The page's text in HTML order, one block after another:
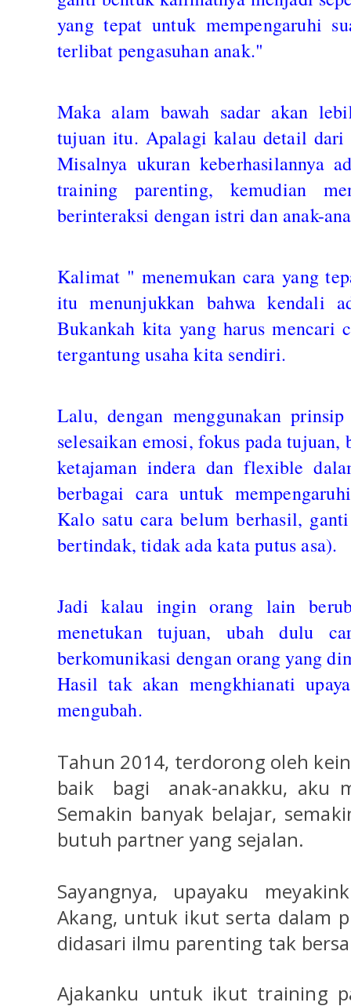
yang tepat untuk mempengaruhi
terlibat pengasuhan anak."
Maka alam bawah sadar akan
tujuan itu. Apalagi kalau detail
Misalnya ukuran keberhasilannya
training parenting, kemudian
berinteraksi dengan istri dan anak-
Kalimat " menemukan cara yang
itu menunjukkan bahwa kendali
Bukankah kita yang harus mencari
tergantung usaha kita sendiri.
Lalu, dengan menggunakan
selesaikan emosi, fokus pada tujuan,
ketajaman indera dan flexible
berbagai cara untuk
Kalo satu cara belum berhasil,
bertindak, tidak ada kata putus asa).
Jadi kalau ingin orang lain
menetukan tujuan, ubah dulu
berkomunikasi dengan orang yang
Hasil tak akan mengkhianati
mengubah.
Tahun 2014, terdorong oleh
baik
bagi
anak-anakku, aku
Semakin banyak belajar,
butuh partner yang sejalan.
Sayangnya, upayaku
Akang, untuk ikut serta dalam
didasari ilmu parenting tak
Ajakanku untuk ikut training